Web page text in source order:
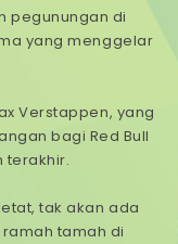
pegunungan di
yang menggelar
Verstappen, yang
bagi Red Bull
terakhir.
tak akan ada
tamah di